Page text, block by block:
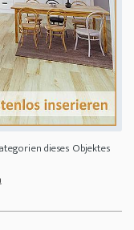
dieses Objektes